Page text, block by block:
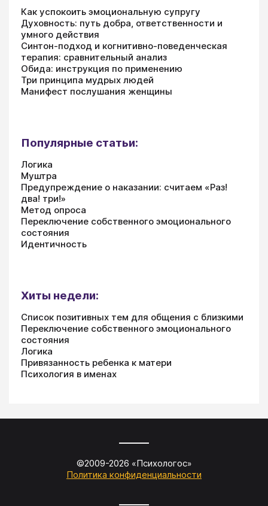
Как успокоить эмоциональную супругу
Духовность: путь добра, ответственности и
умного действия
Синтон-подход и когнитивно-поведенческая
терапия: сравнительный анализ
Обида: инструкция по применению
Три принципа мудрых людей
Манифест послушания женщины
Популярные статьи:
Логика
Муштра
Предупреждение о наказании: считаем «Раз!
два! три!»
Метод опроса
Переключение собственного эмоционального
состояния
Идентичность
Хиты недели:
Список позитивных тем для общения с близкими
Переключение собственного эмоционального
состояния
Логика
Привязанность ребенка к матери
Психология в именах
©2009-2026 «Психологос»
Политика конфиденциальности